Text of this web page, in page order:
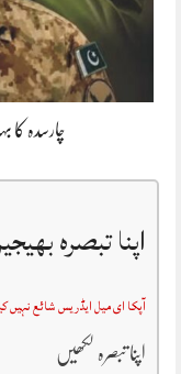
چارسدہ کا
اپنا تبصرہ
آپکا ای میل ایڈریس شائع نہیں
اپنا تبصرہ لکھیں